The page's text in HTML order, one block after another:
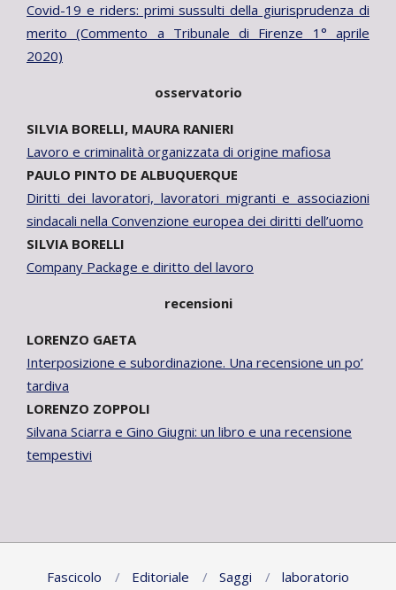
Covid-19 e riders: primi sussulti della giurisprudenza di
merito (Commento a Tribunale di Firenze 1° aprile
2020)
osservatorio
SILVIA BORELLI, MAURA RANIERI
Lavoro e criminalità organizzata di origine mafiosa
PAULO PINTO DE ALBUQUERQUE
Diritti dei lavoratori, lavoratori migranti e associazioni
sindacali nella Convenzione europea dei diritti dell’uomo
SILVIA BORELLI
Company Package e diritto del lavoro
recensioni
LORENZO GAETA
Interposizione e subordinazione. Una recensione un po’
tardiva
LORENZO ZOPPOLI
Silvana Sciarra e Gino Giugni: un libro e una recensione
tempestivi
Fascicolo Editoriale Saggi
laboratorio